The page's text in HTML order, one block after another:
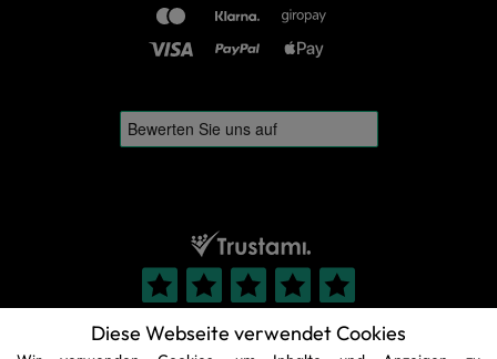
Diese Webseite verwendet Cookies